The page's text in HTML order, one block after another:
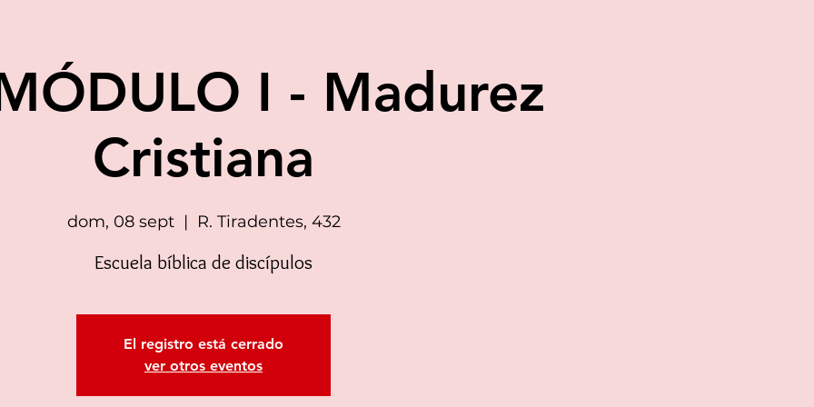
I - Madurez
Cristiana
dom, 08 sept
  |
R. Tiradentes, 432
Escuela bíblica de discípulos
El registro está cerrado
ver otros eventos